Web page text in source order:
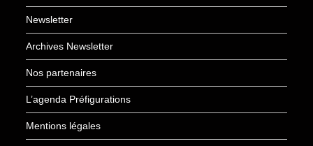
Newsletter
Archives Newsletter
Nos partenaires
L’agenda Préfigurations
Mentions légales